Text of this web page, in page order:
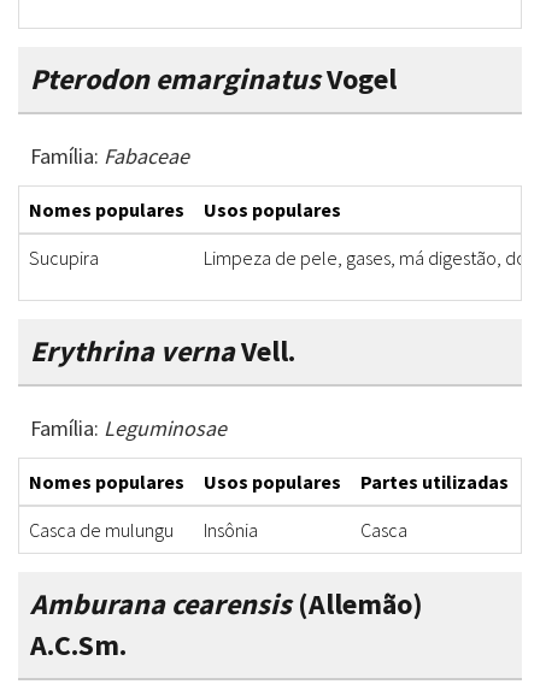
Pterodon emarginatusVogel
Família: Fabaceae
Nomes populares
Usos populares
Sucupira
Limpeza de pele, gases, má digestão,
Erythrina vernaVell.
Família: Leguminosae
Nomes populares Usos populares Partes utilizadas
Casca de mulungu
Insônia Casca
Amburana cearensis(Allemão)
A.C.Sm.